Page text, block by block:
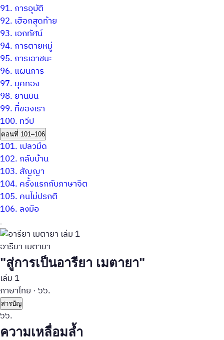
91. การอุบัติ
92. เฮือกสุดท้าย
93. เอกทัศน์
94. การตายหมู่
95. การเอาชนะ
96. แผนการ
97. ยุคทอง
98. ยานบิน
99. ที่ของเรา
100. ทวีป
ตอนที่ 101–106
101. เปลวมืด
102. กลับบ้าน
103. สัญญา
104. ครั้งแรกกับภาษาจิต
105. คนไม่ปรกติ
106. ลงมือ
อารียา เมตายา
"สู่การเป็นอารียา เมตายา"
เล่ม 1
ภาษาไทย · ๖๖.
สารบัญ
๖๖.
ความเหลื่อมล้ำ